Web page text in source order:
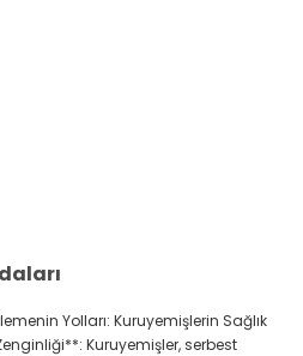
Yolları: Kuruyemişlerin Sağlık
Kuruyemişler, serbest